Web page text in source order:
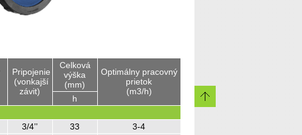
Pripojenie
(vonkajší
závit)
Celková
výška
(mm)
Optimálny pracovný
prietok
(m3/h)
h
3/4’’ 33
3-4